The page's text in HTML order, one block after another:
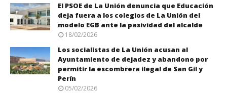
El PSOE de La Unión denuncia que Educación
deja fuera a los colegios de La Unión del
modelo EGB ante la pasividad del alcalde
18/02/2026
Los socialistas de La Unión acusan al
Ayuntamiento de dejadez y abandono por
permitir la escombrera ilegal de San Gil y
Perín
05/02/2026